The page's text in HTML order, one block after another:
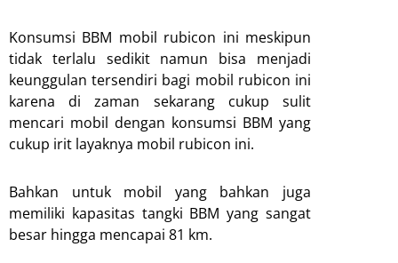
Konsumsi BBM mobil rubicon ini meskipun
tidak terlalu sedikit namun bisa menjadi
keunggulan tersendiri bagi mobil rubicon ini
karena di zaman sekarang cukup sulit
mencari mobil dengan konsumsi BBM yang
cukup irit layaknya mobil rubicon ini.
Bahkan untuk mobil yang bahkan juga
memiliki kapasitas tangki BBM yang sangat
besar hingga mencapai 81 km.